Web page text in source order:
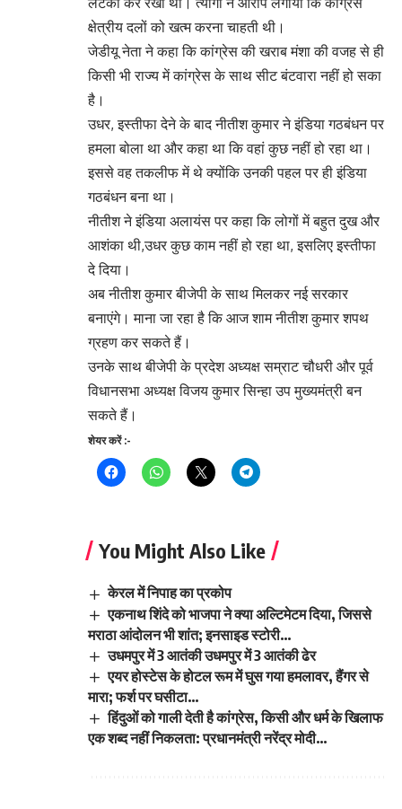
क्षेत्रीय दलों को खत्म करना चाहती थी।
जेडीयू नेता ने कहा कि कांग्रेस की खराब मंशा की वजह से ही
किसी भी राज्य में कांग्रेस के साथ सीट बंटवारा नहीं हो सका
है।
उधर, इस्तीफा देने के बाद नीतीश कुमार ने इंडिया गठबंधन पर
हमला बोला था और कहा था कि वहां कुछ नहीं हो रहा था।
इससे वह तकलीफ में थे क्योंकि उनकी पहल पर ही इंडिया
गठबंधन बना था।
नीतीश ने इंडिया अलायंस पर कहा कि लोगों में बहुत दुख और
आशंका थी,उधर कुछ काम नहीं हो रहा था, इसलिए इस्तीफा
दे दिया।
अब नीतीश कुमार बीजेपी के साथ मिलकर नई सरकार
बनाएंगे। माना जा रहा है कि आज शाम नीतीश कुमार शपथ
ग्रहण कर सकते हैं।
उनके साथ बीजेपी के प्रदेश अध्यक्ष सम्राट चौधरी और पूर्व
विधानसभा अध्यक्ष विजय कुमार सिन्हा उप मुख्यमंत्री बन
सकते हैं।
शेयर करें :-
You Might Also Like
केरल में निपाह का प्रकोप
एकनाथ शिंदे को भाजपा ने क्या अल्टिमेटम दिया, जिससे
मराठा आंदोलन भी शांत; इनसाइड स्टोरी…
उधमपुर में 3 आतंकी उधमपुर में 3 आतंकी ढेर
एयर होस्टेस के होटल रूम में घुस गया हमलावर, हैंगर से
मारा; फर्श पर घसीटा…
हिंदुओं को गाली देती है कांग्रेस, किसी और धर्म के खिलाफ
एक शब्द नहीं निकलता: प्रधानमंत्री नरेंद्र मोदी…